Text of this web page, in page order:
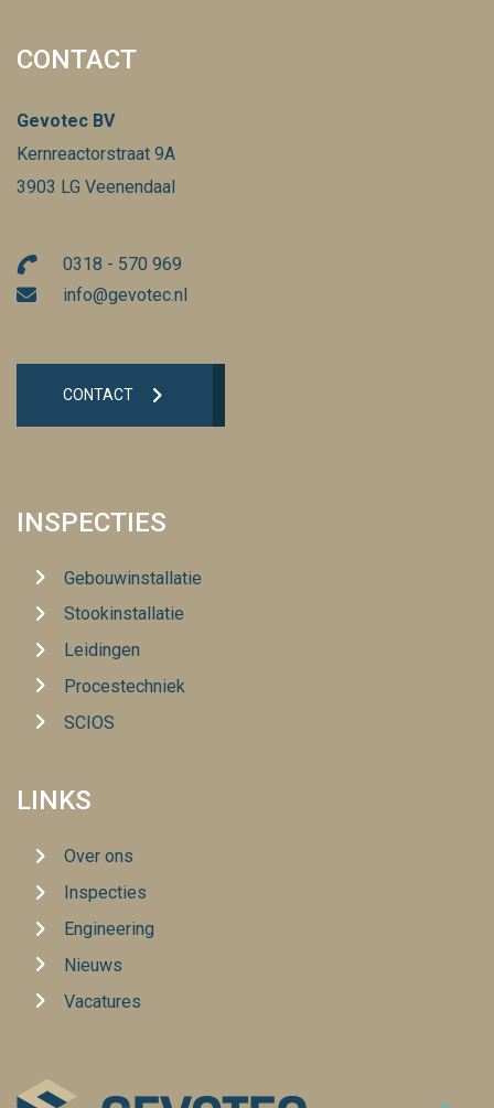
CONTACT
Gevotec BV
Kernreactorstraat 9A
3903 LG Veenendaal
0318 - 570 969
info@gevotec.nl
CONTACT
INSPECTIES
Gebouwinstallatie
Stookinstallatie
Leidingen
Procestechniek
SCIOS
LINKS
Over ons
Inspecties
Engineering
Nieuws
Vacatures